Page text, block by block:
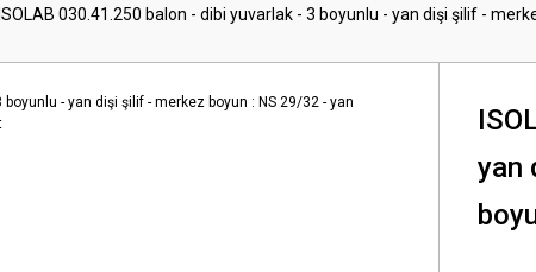
ISOLAB 030.41.250 balon - dibi yuvarlak - 3 boyunlu - yan dişi şilif -
yan